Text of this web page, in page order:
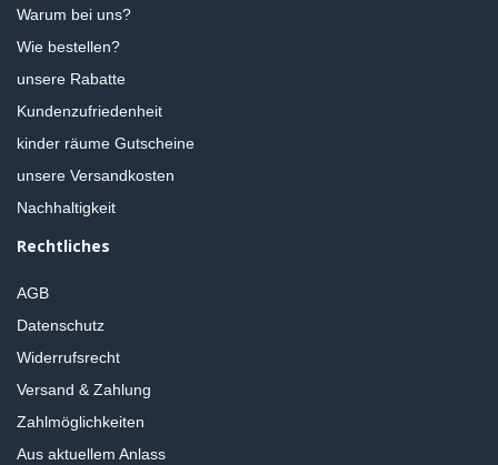
Warum bei uns?
Wie bestellen?
unsere Rabatte
Kundenzufriedenheit
kinder räume Gutscheine
unsere Versandkosten
Nachhaltigkeit
Rechtliches
AGB
Datenschutz
Widerrufsrecht
Versand & Zahlung
Zahlmöglichkeiten
Aus aktuellem Anlass